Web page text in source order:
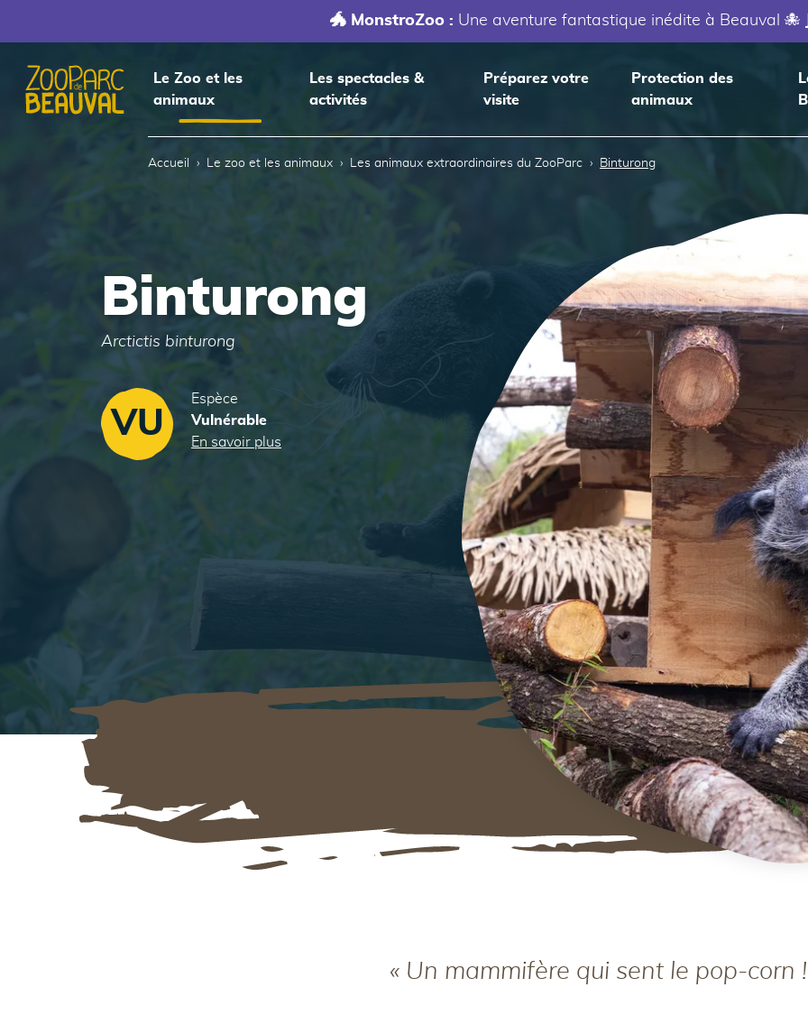
🐲 MonstroZoo : Une aventure fantastique inédite à Beauval 🐙
Accueil
Le Zoo et les
animaux
Les spectacles &
activités
Préparez votre
visite
Protection des
animaux
Accueil Le zoo et les animaux Les animaux extraordinaires du ZooParc Binturong
Binturong
Arctictis binturong
VU
Espèce
Vulnérable
En savoir plus
« Un mammifère qui sent le pop-corn !